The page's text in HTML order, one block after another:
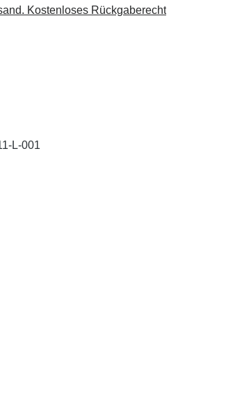
Kostenloses Rückgaberecht
nicht verfügbar.)
L-001